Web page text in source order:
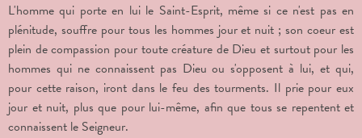
L'homme qui porte en lui le Saint-Esprit, même si ce n'est pas en
plénitude, souffre pour tous les hommes jour et nuit ; son coeur est
plein de compassion pour toute créature de Dieu et surtout pour les
hommes qui ne connaissent pas Dieu ou s'opposent à lui, et qui,
pour cette raison, iront dans le feu des tourments. Il prie pour eux
jour et nuit, plus que pour lui-même, afin que tous se repentent et
connaissent le Seigneur.